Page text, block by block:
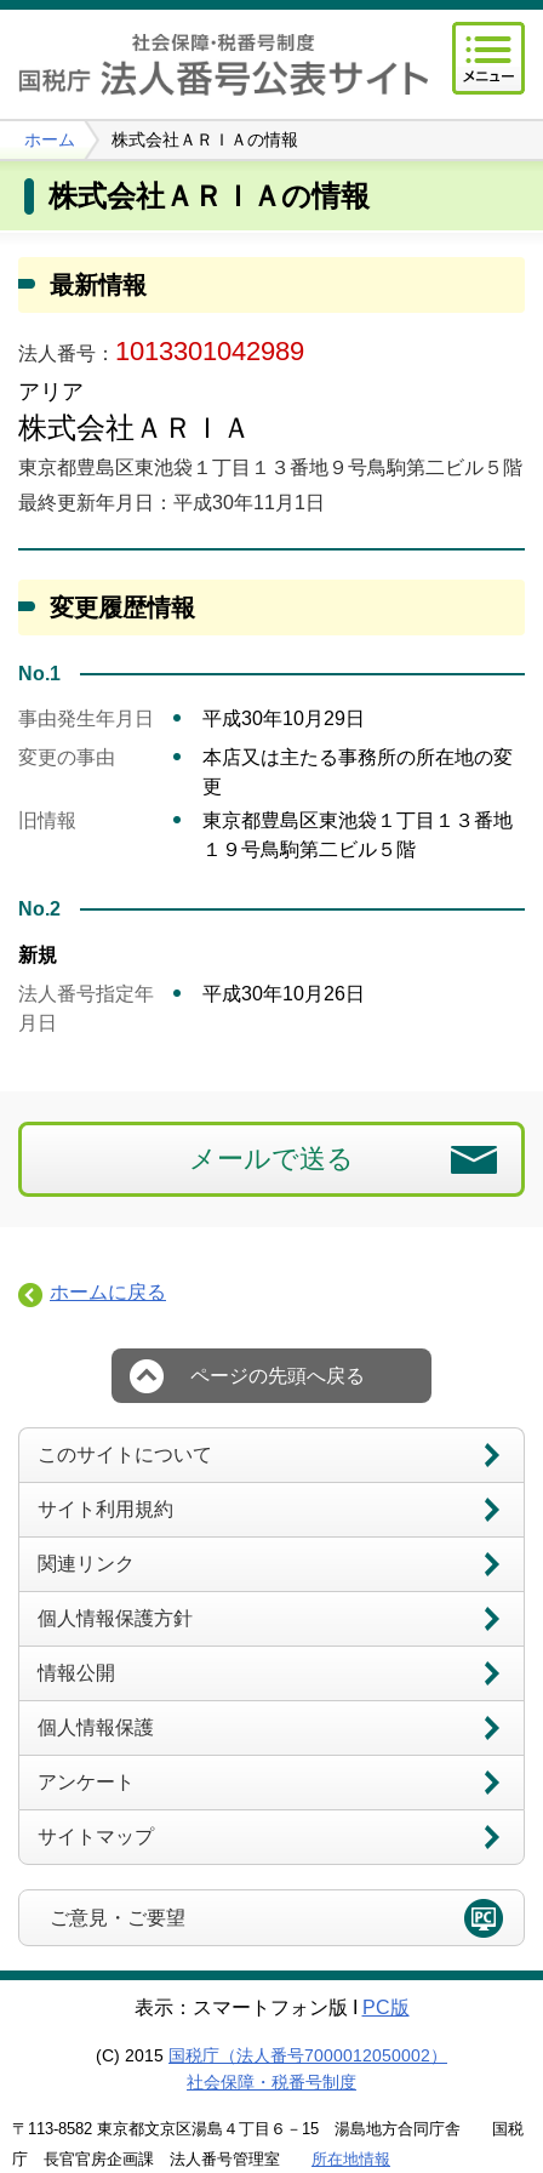
ホーム 株式会社ＡＲＩＡの情報
株式会社ＡＲＩＡの情報
最新情報
法人番号： 1013301042989
アリア
株式会社ＡＲＩＡ
東京都豊島区東池袋１丁目１３番地９号鳥駒第二ビル５階
最終更新年月日：平成30年11月1日
変更履歴情報
No.1
事由発生年月日
平成30年10月29日
変更の事由
本店又は主たる事務所の所在地の変
更
旧情報
東京都豊島区東池袋１丁目１３番地
１９号鳥駒第二ビル５階
No.2
新規
法人番号指定年
月日
平成30年10月26日
メールで送る
ホームに戻る
ページの先頭へ戻る
このサイトについて
サイト利用規約
関連リンク
個人情報保護方針
情報公開
個人情報保護
アンケート
サイトマップ
ご意見・ご要望
表示：スマートフォン版 Ι PC版
(C) 2015 国税庁（法人番号7000012050002）
社会保障・税番号制度
〒113-8582 東京都文京区湯島４丁目６－15 湯島地方合同庁舎 国税
庁 長官官房企画課 法人番号管理室 所在地情報